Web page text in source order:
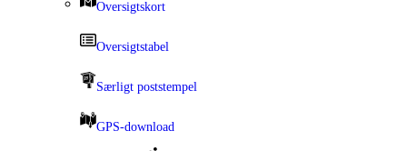
Oversigtskort
Oversigtstabel
Særligt poststempel
GPS-download